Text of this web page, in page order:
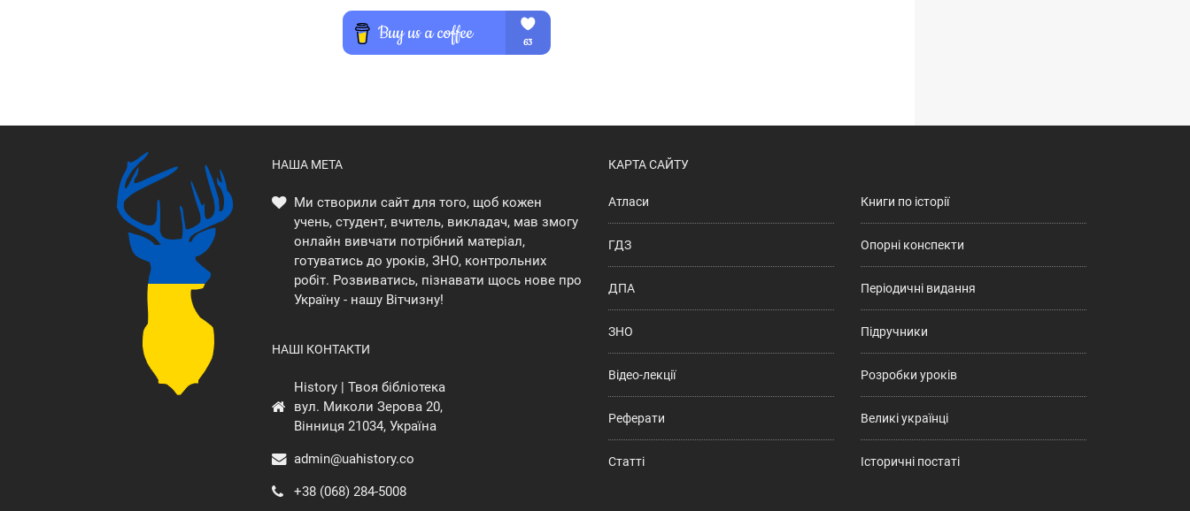
НАША МЕТА
Ми створили сайт для того, щоб кожен
учень, студент, вчитель, викладач, мав змогу
онлайн вивчати потрібний матеріал,
готуватись до уроків, ЗНО, контрольних
робіт. Розвиватись, пізнавати щось нове про
Україну - нашу Вітчизну!
НАШІ КОНТАКТИ
History | Твоя бібліотека
вул. Миколи Зерова 20,
Вінниця 21034, Україна
admin@uahistory.co
+38 (068) 284-5008
КАРТА САЙТУ
Атласи
ГДЗ
ДПА
ЗНО
Відео-лекції
Реферати
Статті
Книги по історії
Опорні конспекти
Періодичні видання
Підручники
Розробки уроків
Великі українці
Історичні постаті